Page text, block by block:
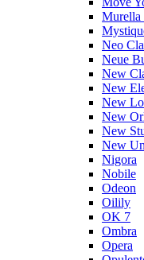
Murella
Neo
Neue
New
New
New
New
New
New
Nigora
Nobile
Odeon
Oilily
OK 7
Ombra
Opera